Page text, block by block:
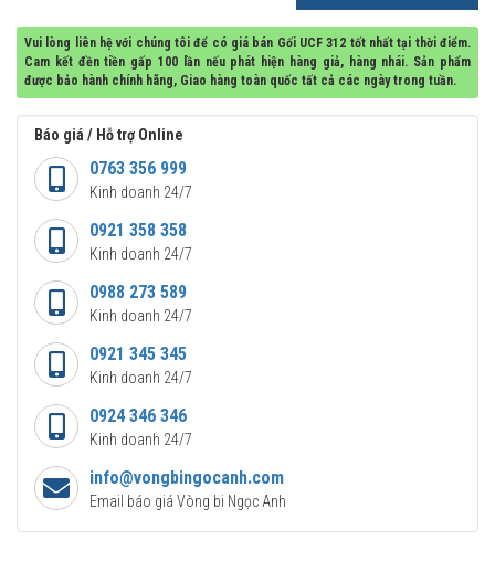
Vui lòng liên hệ với chúng tôi để có giá bán Gối UCF 312 tốt nhất tại thời điểm.
Cam kết đền tiền gấp 100 lần nếu phát hiện hàng giả, hàng nhái. Sản phẩm
được bảo hành chính hãng, Giao hàng toàn quốc tất cả các ngày trong tuần.
Báo giá / Hỗ trợ Online
0763 356 999
Kinh doanh 24/7
0921 358 358
Kinh doanh 24/7
0988 273 589
Kinh doanh 24/7
0921 345 345
Kinh doanh 24/7
0924 346 346
Kinh doanh 24/7
info@vongbingocanh.com
Email báo giá Vòng bi Ngọc Anh